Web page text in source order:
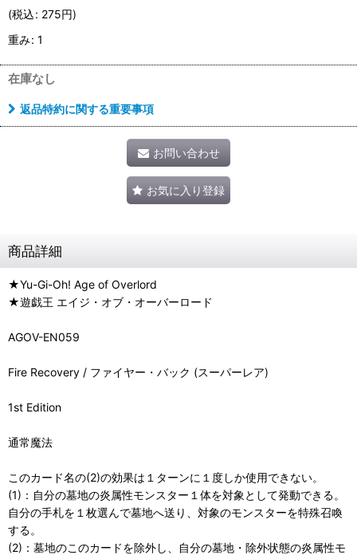
(税込: 275円)
重み: 1
在庫なし
返品特約に関する重要事項
お問い合わせ
お気に入り登録
商品詳細
★Yu-Gi-Oh! Age of Overlord
★遊戯王 エイジ・オブ・オーバーロード
AGOV-EN059
Fire Recovery / ファイヤー・バック (スーパーレア)
1st Edition
通常魔法
このカード名の(2)の効果は１ターンに１度しか使用できない。
(1)：自分の墓地の炎属性モンスター１体を対象として発動できる。
自分の手札を１枚選んで墓地へ送り、対象のモンスターを特殊召喚
する。
(2)：墓地のこのカードを除外し、自分の墓地・除外状態の炎属性モ